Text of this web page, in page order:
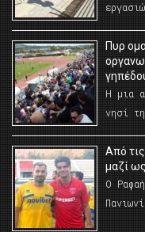
Πυρ
Η μια
νησί
Από
μαζί
Ο